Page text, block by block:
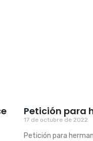
Petición para
17 de octubre de 2022
Petición para